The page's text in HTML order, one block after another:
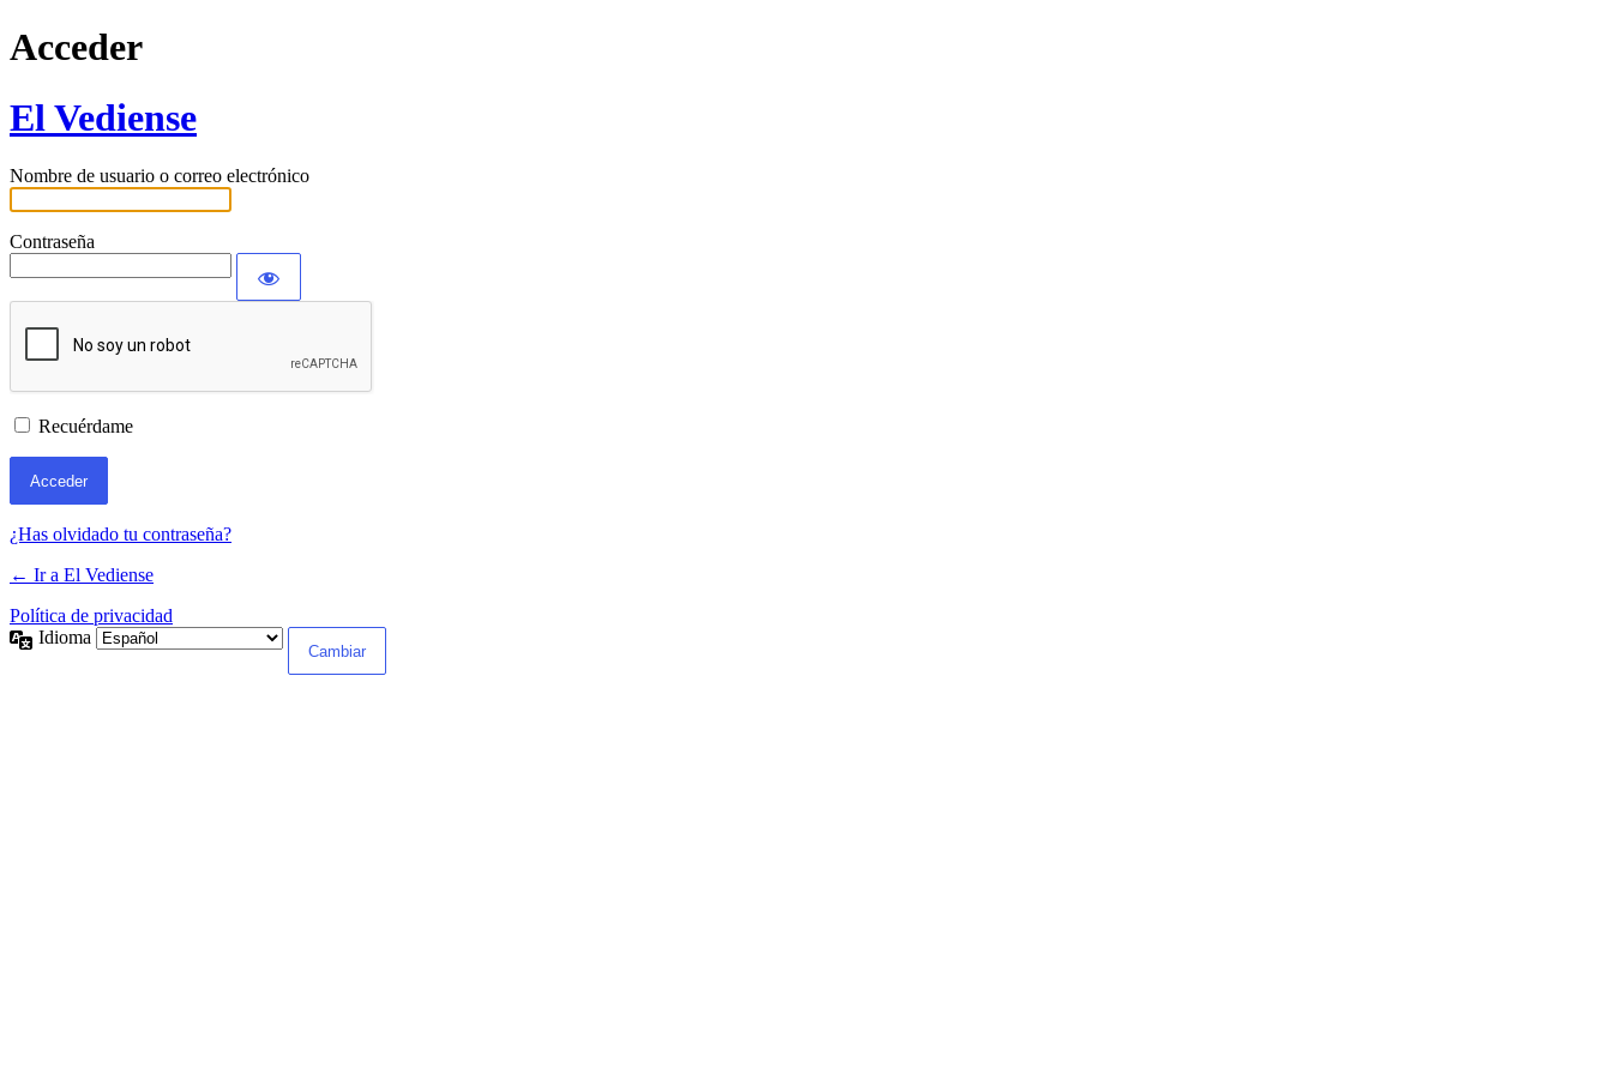
Acceder
El Vediense
Nombre de usuario o correo electrónico
Contraseña
Recuérdame
¿Has olvidado tu contraseña?
← Ir a El Vediense
Política de privacidad
Idioma